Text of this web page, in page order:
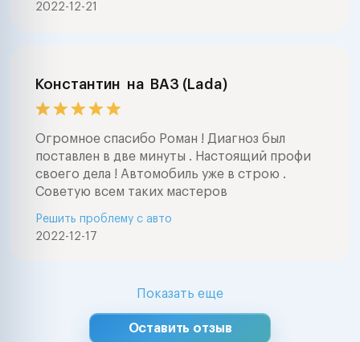
2022-12-21
Константин на ВАЗ (Lada)
Огромное спасибо Роман ! Диагноз был
поставлен в две минуты . Настоящий профи
своего дела ! Автомобиль уже в строю .
Советую всем таких мастеров
2022-12-17
Решить проблему с авто
Показать еще
Оставить отзыв